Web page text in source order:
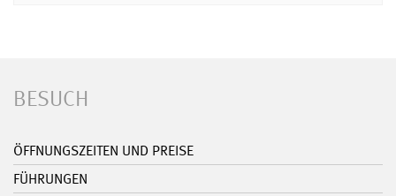
BESUCH
ÖFFNUNGSZEITEN UND PREISE
FÜHRUNGEN